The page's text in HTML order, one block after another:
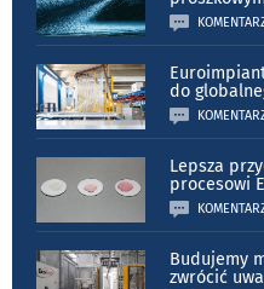
do
Lepsza
procesowi
Budujemy
zwrócić